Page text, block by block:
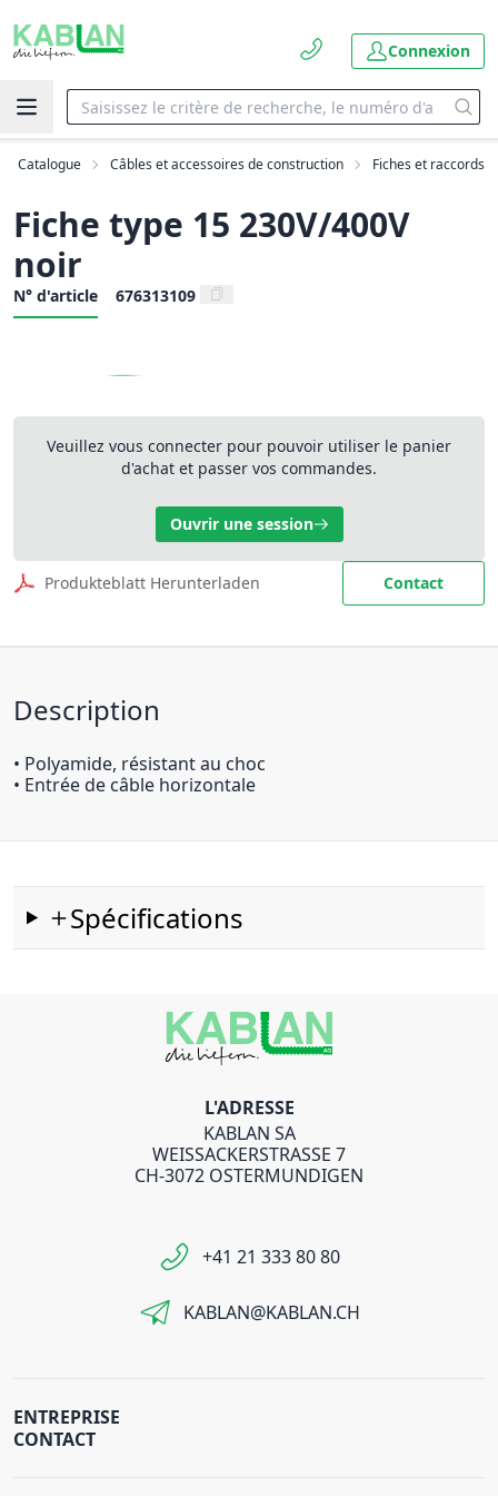
Connexion
Catalogue Câbles et accessoires de construction Fiches et raccords
Fiche type 15 230V/400V
noir
N° d'article 676313109
Veuillez vous connecter pour pouvoir utiliser le panier
d'achat et passer vos commandes.
Ouvrir une session
Produkteblatt Herunterladen Contact
Description
• Polyamide, résistant au choc
• Entrée de câble horizontale
Spécifications
L'ADRESSE
KABLAN SA
WEISSACKERSTRASSE 7
CH-3072 OSTERMUNDIGEN
+41 21 333 80 80
KABLAN@KABLAN.CH
ENTREPRISE
CONTACT